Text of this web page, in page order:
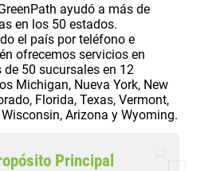
ayudó a más de
en los 50 estados.
el país por teléfono e
ofrecemos servicios en
de 50 sucursales en 12
Michigan, Nueva York, New
Florida, Texas, Vermont,
Arizona y Wyoming.
Principal